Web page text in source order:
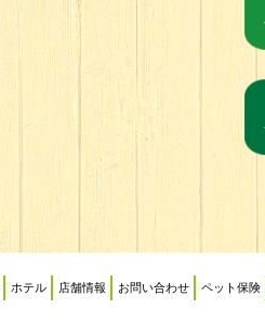
ホテル 店舗情報 お問い合わせ ペット保険